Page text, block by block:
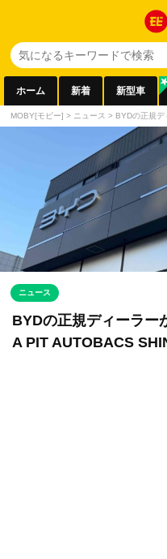
ホーム 新着 新型車
MOBY[モビー] > ニュース > BYDの正規
ニュース
BYDの正規ディーラー
A PIT AUTOBACS